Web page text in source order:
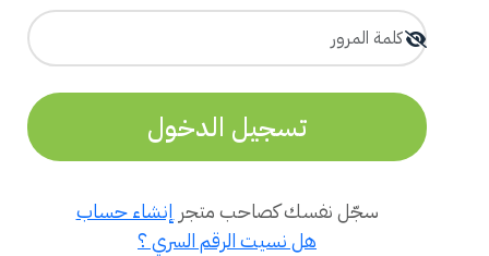
تسجيل الدخول
سجّل نفسك كصاحب متجر إنشاء حساب
هل نسيت الرقم السري ؟